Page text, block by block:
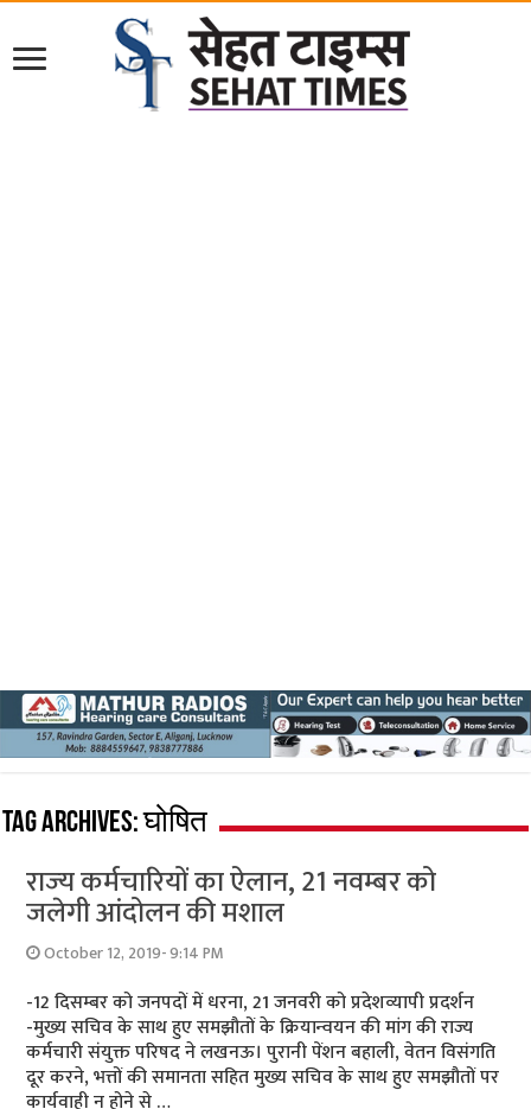
Tag Archives:घोषित
राज्‍य कर्मचारियों का ऐलान, 21 नवम्‍बर को
जलेगी आंदोलन की मशाल
October 12, 2019- 9:14 PM
-12 दिसम्बर को जनपदों में धरना, 21 जनवरी को प्रदेशव्‍यापी प्रदर्शन
-मुख्य सचिव के साथ हुए समझौतों के क्रियान्वयन की मांग की राज्य
कर्मचारी संयुक्त परिषद ने लखनऊ। पुरानी पेंशन बहाली, वेतन विसंगति
दूर करने, भत्तों की समानता सहित मुख्य सचिव के साथ हुए समझौतों पर
कार्यवाही न होने से …